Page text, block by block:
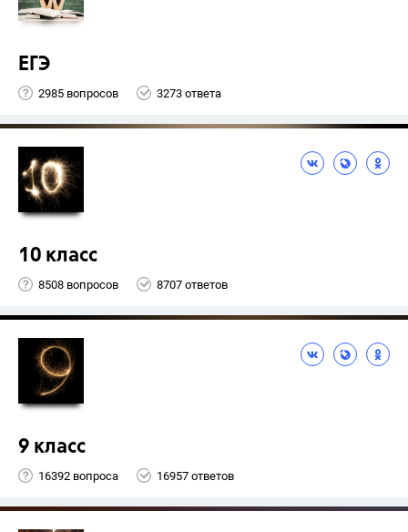
ЕГЭ
2985 вопросов 3273 ответа
10 класс
8508 вопросов 8707 ответов
9 класс
16392 вопроса 16957 ответов